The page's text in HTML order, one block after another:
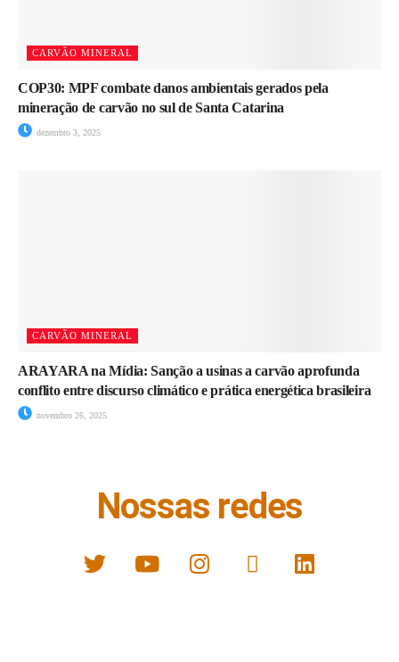
CARVÃO MINERAL
COP30: MPF combate danos ambientais gerados pela
mineração de carvão no sul de Santa Catarina
dezembro 3, 2025
CARVÃO MINERAL
ARAYARA na Mídia: Sanção a usinas a carvão aprofunda
conflito entre discurso climático e prática energética brasileira
novembro 26, 2025
Nossas redes